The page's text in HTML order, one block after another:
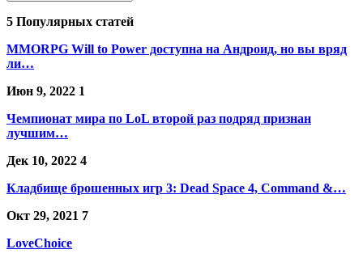
5 Популярных статей
MMORPG Will to Power доступна на Андроид, но вы вряд
ли…
Июн 9, 2022 1
Чемпионат мира по LoL второй раз подряд признан
лучшим…
Дек 10, 2022 4
Кладбище брошенных игр 3: Dead Space 4, Command &…
Окт 29, 2021 7
LoveChoice